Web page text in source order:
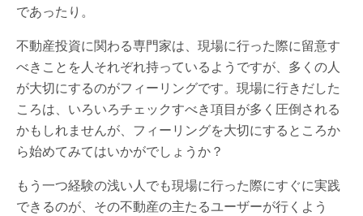
であったり。
不動産投資に関わる専門家は、現場に行った際に留意す
べきことを人それぞれ持っているようですが、多くの人
が大切にするのがフィーリングです。現場に行きだした
ころは、いろいろチェックすべき項目が多く圧倒される
かもしれませんが、フィーリングを大切にするところか
ら始めてみてはいかがでしょうか？
もう一つ経験の浅い人でも現場に行った際にすぐに実践
できるのが、その不動産の主たるユーザーが行くよう